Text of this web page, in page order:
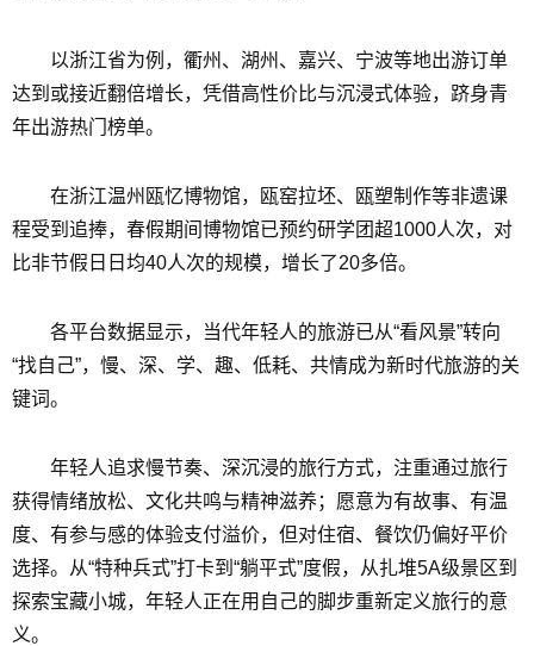
以浙江省为例，衢州、湖州、嘉兴、宁波等地出游订单
达到或接近翻倍增长，凭借高性价比与沉浸式体验，跻身青
年出游热门榜单。
在浙江温州瓯忆博物馆，瓯窑拉坯、瓯塑制作等非遗课
程受到追捧，春假期间博物馆已预约研学团超1000人次，对
比非节假日日均40人次的规模，增长了20多倍。
各平台数据显示，当代年轻人的旅游已从“看风景”转向
“找自己”，慢、深、学、趣、低耗、共情成为新时代旅游的关
键词。
年轻人追求慢节奏、深沉浸的旅行方式，注重通过旅行
获得情绪放松、文化共鸣与精神滋养；愿意为有故事、有温
度、有参与感的体验支付溢价，但对住宿、餐饮仍偏好平价
选择。从“特种兵式”打卡到“躺平式”度假，从扎堆5A级景区到
探索宝藏小城，年轻人正在用自己的脚步重新定义旅行的意
义。